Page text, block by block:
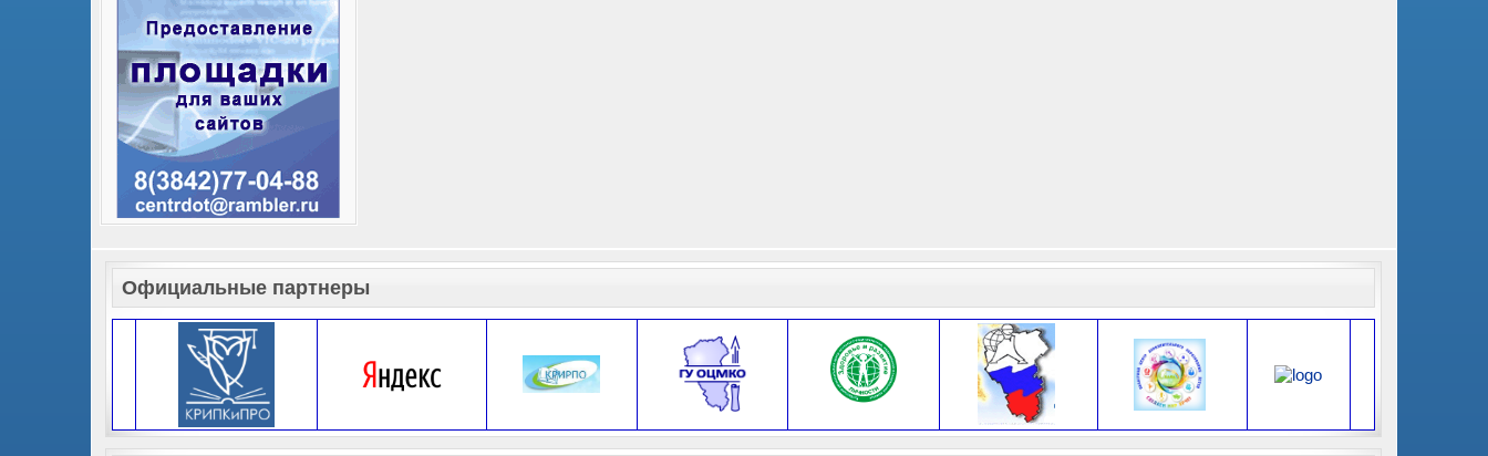
Официальные партнеры